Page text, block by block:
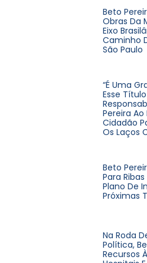
Beto
Obras Da
Eixo
Caminho
São Paulo
“É Uma
Esse
Pereira
Cidadão
Os Laços
Beto
Para
Plano De
Próximas
Na Roda
Política,
Recursos